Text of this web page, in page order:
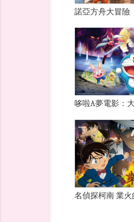
諾亞方舟大冒險
哆啦A夢電影：
名偵探柯南 業